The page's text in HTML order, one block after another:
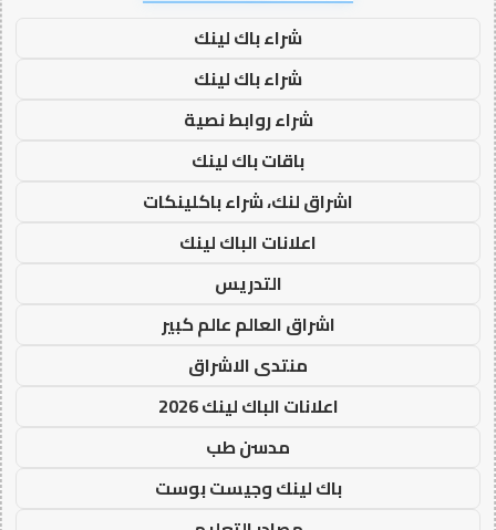
شراء باك لينك
شراء باك لينك
شراء روابط نصية
باقات باك لينك
اشراق لنك، شراء باكلينكات
اعلانات الباك لينك
التدريس
اشراق العالم عالم كبير
منتدى الاشراق
اعلانات الباك لينك 2026
مدسن طب
باك لينك وجيست بوست